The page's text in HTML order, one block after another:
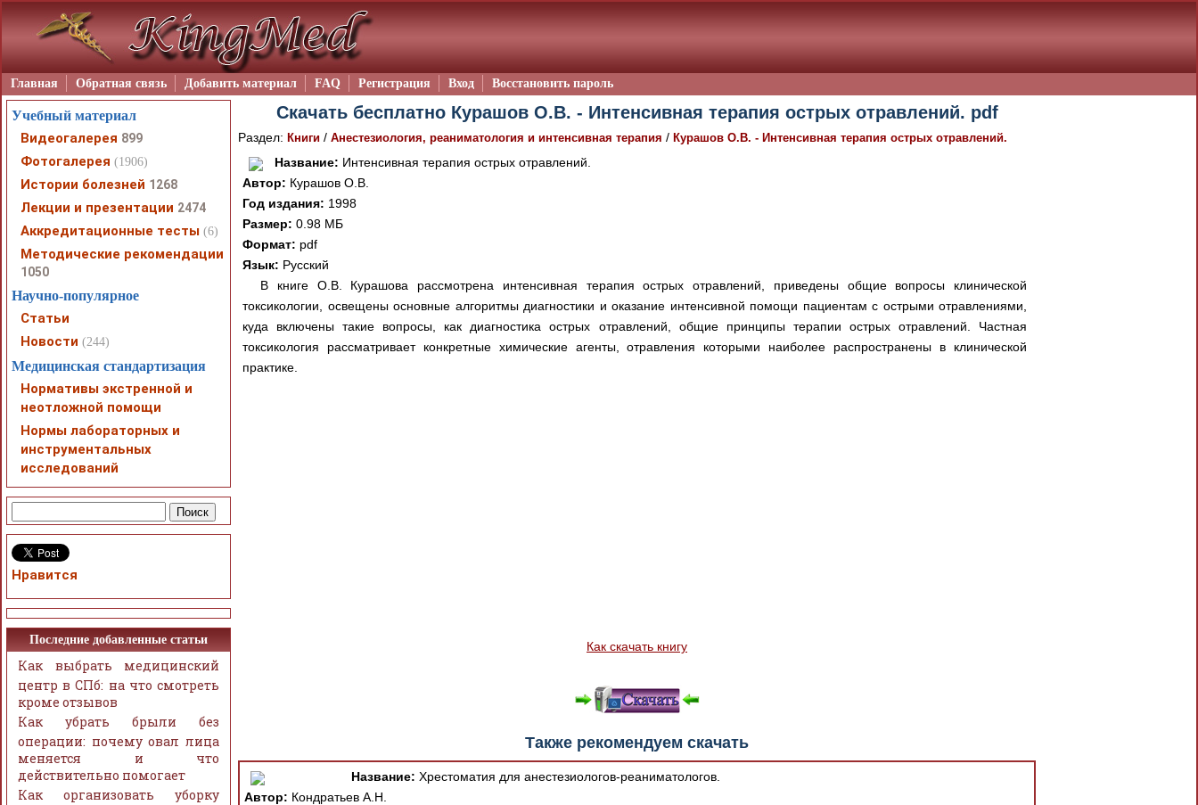
Главная Обратная связь Добавить материал FAQ Регистрация Вход Восстановить пароль
Скачать бесплатно Курашов О.В. - Интенсивная терапия острых отравлений. pdf
Раздел: Книги / Анестезиология, реаниматология и интенсивная терапия / Курашов О.В. - Интенсивная терапия острых отравлений.
Название: Интенсивная терапия острых отравлений.
Автор: Курашов О.В.
Год издания: 1998
Размер: 0.98 МБ
Формат: pdf
Язык: Русский
В книге О.В. Курашова рассмотрена интенсивная терапия острых отравлений, приведены общие вопросы клинической
токсикологии, освещены основные алгоритмы диагностики и оказание интенсивной помощи пациентам с острыми отравлениями,
куда включены такие вопросы, как диагностика острых отравлений, общие принципы терапии острых отравлений. Частная
токсикология рассматривает конкретные химические агенты, отравления которыми наиболее распространены в клинической
практике.
Как скачать книгу
Также рекомендуем скачать
Название: Хрестоматия для анестезиологов-реаниматологов.
Автор: Кондратьев А.Н.
Учебный материал
Видеогалерея 899
Фотогалерея (1906)
Истории болезней 1268
Лекции и презентации 2474
Аккредитационные тесты (6)
Методические рекомендации
1050
Научно-популярное
Статьи
Новости (244)
Медицинская стандартизация
Нормативы экстренной и
неотложной помощи
Нормы лабораторных и
инструментальных
исследований
Нравится
Последние добавленные статьи
Как выбрать медицинский
центр в СПб: на что смотреть
кроме отзывов
Как убрать брыли без
операции: почему овал лица
меняется и что
действительно помогает
Как организовать уборку